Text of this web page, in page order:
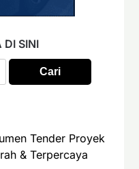
DI SINI
Tender Proyek
& Terpercaya